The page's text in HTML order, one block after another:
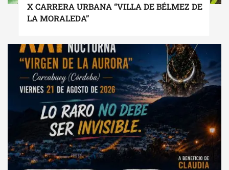
X CARRERA URBANA “VILLA DE BÉLMEZ DE
LA MORALEDA”